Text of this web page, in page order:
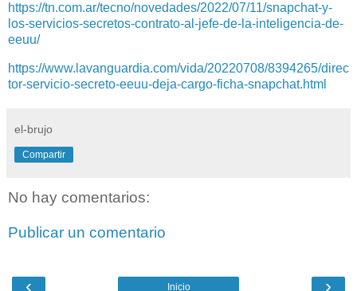
https://tn.com.ar/tecno/novedades/2022/07/11/snapchat-y-
los-servicios-secretos-contrato-al-jefe-de-la-inteligencia-de-
eeuu/
https://www.lavanguardia.com/vida/20220708/8394265/direc
tor-servicio-secreto-eeuu-deja-cargo-ficha-snapchat.html
el-brujo
Compartir
No hay comentarios:
Publicar un comentario
‹ ›
Inicio